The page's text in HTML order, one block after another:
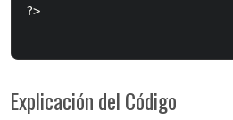
?>
Explicación del Código